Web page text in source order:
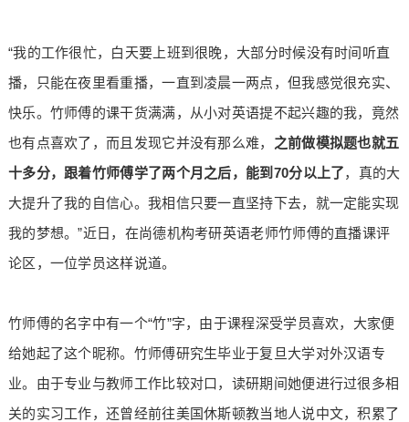
“我的工作很忙，白天要上班到很晚，大部分时候没有时间听直
播，只能在夜里看重播，一直到凌晨一两点，但我感觉很充实、
快乐。竹师傅的课干货满满，从小对英语提不起兴趣的我，竟然
也有点喜欢了，而且发现它并没有那么难， 之前做模拟题也就五
十多分，跟着竹师傅学了两个月之后，能到70分以上了，真的大
大提升了我的自信心。我相信只要一直坚持下去，就一定能实现
我的梦想。”近日，在尚德机构考研英语老师竹师傅的直播课评
论区，一位学员这样说道。
竹师傅的名字中有一个“竹”字，由于课程深受学员喜欢，大家便
给她起了这个昵称。竹师傅研究生毕业于复旦大学对外汉语专
业。由于专业与教师工作比较对口，读研期间她便进行过很多相
关的实习工作，还曾经前往美国休斯顿教当地人说中文，积累了